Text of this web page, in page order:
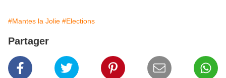
#Mantes la Jolie #Elections
Partager